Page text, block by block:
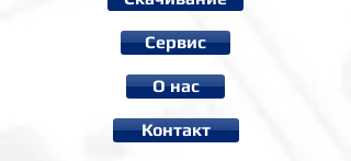
Контакт
О нас
Сервис